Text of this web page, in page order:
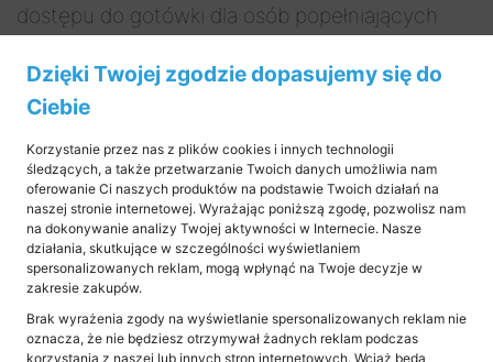
dostępu do gotówki dla osób popełniających
AML, jak i interesu społecznego, jest
to właściwy kierunek zmian.
Lombardy od dnia 7 stycznia 2024 roku
muszą realizować szereg nowych
obowiązków związanych
z przeciwdziałaniem praniu pieniędzy
i finansowaniu terroryzmu, m.in.:
1. Sporządzić ocenę ryzyka AML dla lombardu.
Dzięki Twojej zgodzie dopasujemy się do
Ciebie
Korzystanie przez nas z plików cookies i innych technologii
śledzących, a także przetwarzanie Twoich danych umożliwia nam
oferowanie Ci naszych produktów na podstawie Twoich działań na
naszej stronie internetowej. Wyrażając poniższą zgodę, pozwolisz nam
na dokonywanie analizy Twojej aktywności w Internecie. Nasze
działania, skutkujące w szczególności wyświetlaniem
spersonalizowanych reklam, mogą wpłynąć na Twoje decyzje w
zakresie zakupów.
Brak wyrażenia zgody na wyświetlanie spersonalizowanych reklam nie
oznacza, że nie będziesz otrzymywał żadnych reklam podczas
korzystania z naszej lub innych stron internetowych. Wciąż będą